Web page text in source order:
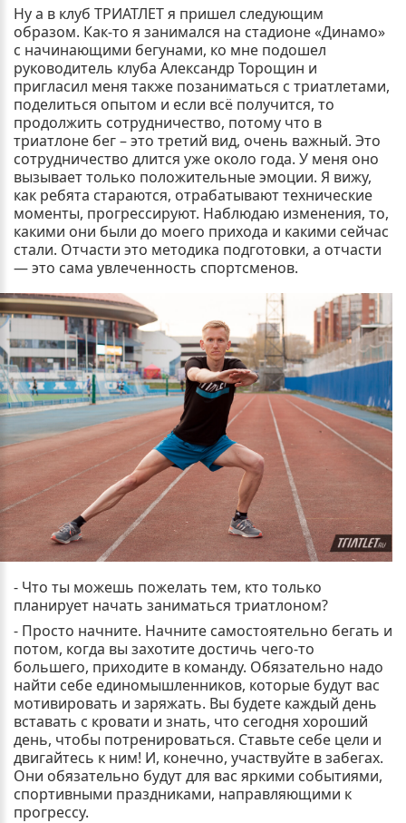
Ну а в клуб ТРИАТЛЕТ я пришел следующим
образом. Как-то я занимался на стадионе «Динамо»
с начинающими бегунами, ко мне подошел
руководитель клуба Александр Торощин и
пригласил меня также позаниматься с триатлетами,
поделиться опытом и если всё получится, то
продолжить сотрудничество, потому что в
триатлоне бег – это третий вид, очень важный. Это
сотрудничество длится уже около года. У меня оно
вызывает только положительные эмоции. Я вижу,
как ребята стараются, отрабатывают технические
моменты, прогрессируют. Наблюдаю изменения, то,
какими они были до моего прихода и какими сейчас
стали. Отчасти это методика подготовки, а отчасти
— это сама увлеченность спортсменов.
- Что ты можешь пожелать тем, кто только
планирует начать заниматься триатлоном?
- Просто начните. Начните самостоятельно бегать и
потом, когда вы захотите достичь чего-то
большего, приходите в команду. Обязательно надо
найти себе единомышленников, которые будут вас
мотивировать и заряжать. Вы будете каждый день
вставать с кровати и знать, что сегодня хороший
день, чтобы потренироваться. Ставьте себе цели и
двигайтесь к ним! И, конечно, участвуйте в забегах.
Они обязательно будут для вас яркими событиями,
спортивными праздниками, направляющими к
прогрессу.